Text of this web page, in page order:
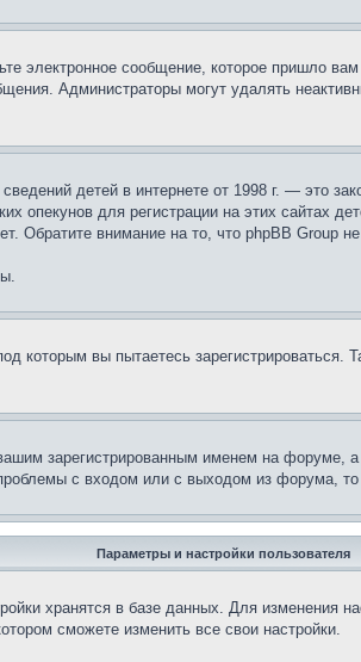
электронное сообщение, которое пришло
Администраторы могут удалять
детей в интернете от 1998 г. — это
опекунов для регистрации на этих сайтах
Обратите внимание на то, что phpBB Group
которым вы пытаетесь
зарегистрированным именем на форуме,
с входом или с выходом из форума,
Параметры и настройки пользователя
хранятся в базе данных. Для изменения
сможете изменить все свои настройки.